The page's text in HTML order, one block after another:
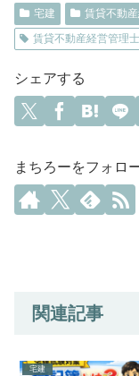
宅建 賃貸不動
賃貸不動産経営管理士
シェアする
まちろーをフォロ
関連記事
宅建